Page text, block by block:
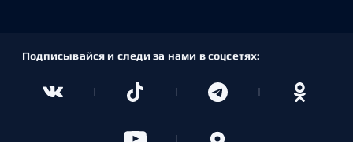
Подписывайся и следи за нами в соцсетях: